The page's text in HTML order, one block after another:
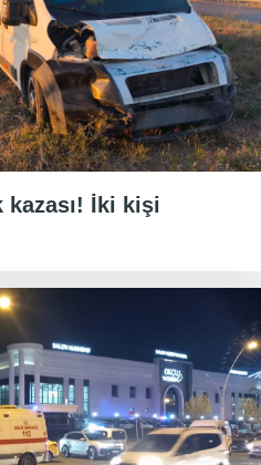
kazası! İki kişi